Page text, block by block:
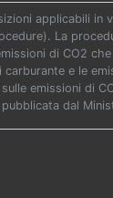
applicabili
La
di CO2
e le
emissioni di
dal